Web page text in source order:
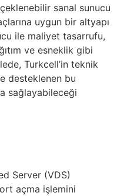
sanal sunucu
uygun bir altyapı
ile maliyet tasarrufu,
ve esneklik gibi
Turkcell’in teknik
desteklenen bu
sağlayabileceği
Server (VDS)
açma işlemini